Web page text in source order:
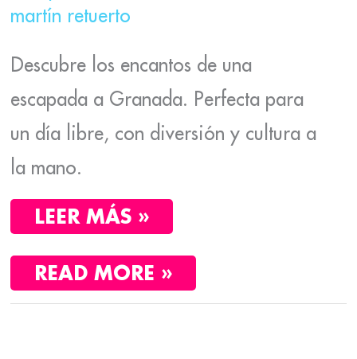
martín retuerto
Descubre los encantos de una
escapada a Granada. Perfecta para
un día libre, con diversión y cultura a
la mano.
LEER MÁS »
READ MORE »